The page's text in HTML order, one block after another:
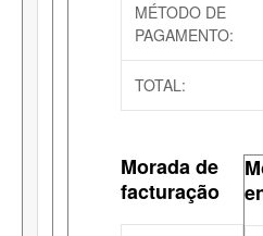
MÉTODO DE
PAGAMENTO:
TOTAL:
Morada de
facturação